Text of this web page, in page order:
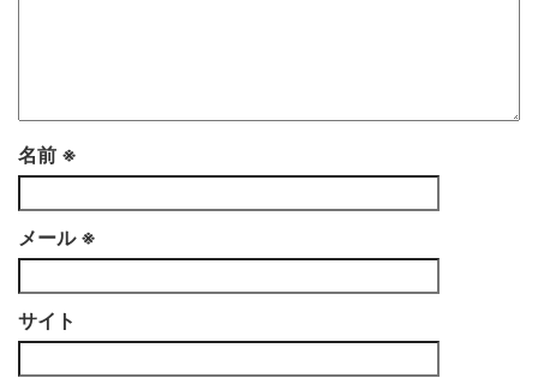
名前 ※
メール ※
サイト